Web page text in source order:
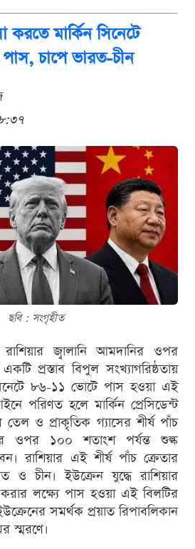
মার্কিন সিনেটে
চাপে ভারত-চীন
ছবি : সংগৃহীত
রাশিয়ার জ্বালানি আমদানির ওপর
প্রস্তাব বিপুল সংখ্যাগরিষ্ঠতায়
৮৬-১১ ভোটে পাস হওয়া এই
পরিণত হলে মার্কিন প্রেসিডেন্ট
তেল ও প্রাকৃতিক গ্যাসের শীর্ষ পাঁচ
ওপর ১০০ শতাংশ পর্যন্ত শুল্ক
রাশিয়ার এই শীর্ষ পাঁচ ক্রেতার
ও চীন। ইউক্রেন যুদ্ধে রাশিয়ার
লক্ষ্যে পাস হওয়া এই বিলটির
সমর্থক প্রয়াত রিপাবলিকান
স্মরণে।